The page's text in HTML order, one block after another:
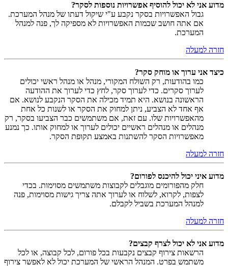
מדוע אני לא יכול להוסיף אפשרויות נוספות לסקר?
גבול האפשרויות בסקר נקבע ע"י שיקול דעתו של מנהל המערכת.
אם אתה חושב שכמות האפשרויות לא מספיקה לך, פנה למנהל
המערכת.
חזרה למעלה
כיצד אני ערוך או מוחק סקר?
כמו בהודעות, רק השולח המקורי, מנהל או מנהל ראשי יכולים
לערוך סקרים. כדי לערוך סקר, לחץ כדי לערוך את ההודעה
הראשונה בנושא. היא תמיד מכילה את הסקר הנקבע לנושא. אם
אף אחד לא הצביע, ניתן למחוק את הסקר או לשנות כל אחת
מהאפשרויות שלו. עם זאת, אם משתמשים כבר הצביעו בסקר, רק
מנהלים או מנהלים ראשיים יכולים לערוך או למחוק אותו. כך נמנע
מאפשרויות הסקר להשתנות באמצע תקופת הסקר.
חזרה למעלה
מדוע איני יכול להיכנס לפורום?
חלק מהפורומים מוגבלים לקבוצות משתמשים מסוימות. בכדי
לצפות, לקרוא, לשלוח או לערוך אתה צריך גישות מסוימות, פנה
למנהל המערכת בשביל לקבלם.
חזרה למעלה
מדוע אני לא יכול לצרף קבצים?
הרשאות צירוף קבצים נקבעות בכל פורום, לכל קבוצה, או לכל
משתמש בפרט. המנהל הראשי של המערכת יכול לא לאפשר צירוף